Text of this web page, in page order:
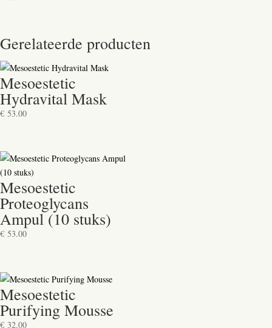
Gerelateerde producten
Mesoestetic
Hydravital Mask
€ 53.00
Mesoestetic
Proteoglycans
Ampul (10 stuks)
€ 53.00
Mesoestetic
Purifying Mousse
€ 32.00